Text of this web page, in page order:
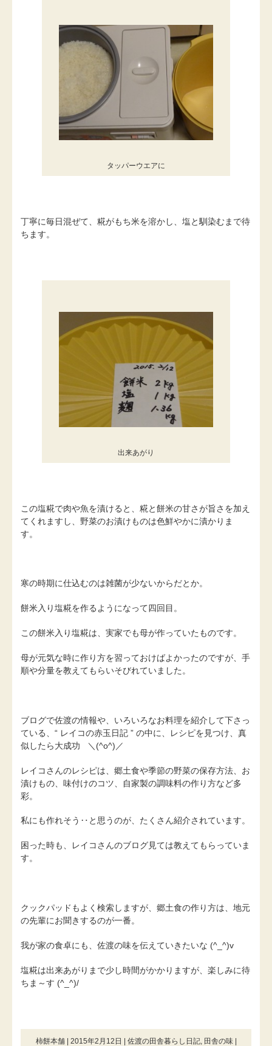
タッパーウエアに
丁寧に毎日混ぜて、糀がもち米を溶かし、塩と馴染むまで待
ちます。
出来あがり
この塩糀で肉や魚を漬けると、糀と餅米の甘さが旨さを加え
てくれますし、野菜のお漬けものは色鮮やかに漬かりま
す。
寒の時期に仕込むのは雑菌が少ないからだとか。
餅米入り塩糀を作るようになって四回目。
この餅米入り塩糀は、実家でも母が作っていたものです。
母が元気な時に作り方を習っておけばよかったのですが、手
順や分量を教えてもらいそびれていました。
ブログで佐渡の情報や、いろいろなお料理を紹介して下さっ
ている、“ レイコの赤玉日記 ” の中に、レシピを見つけ、真
似したら大成功 ＼(^o^)／
レイコさんのレシピは、郷土食や季節の野菜の保存方法、お
漬けもの、味付けのコツ、自家製の調味料の作り方など多
彩。
私にも作れそう‥と思うのが、たくさん紹介されています。
困った時も、レイコさんのブログ見ては教えてもらっていま
す。
クックパッドもよく検索しますが、郷土食の作り方は、地元
の先輩にお聞きするのが一番。
我が家の食卓にも、佐渡の味を伝えていきたいな (^_^)v
塩糀は出来あがりまで少し時間がかかりますが、楽しみに待
ちま～す (^_^)/
柿餅本舗 | 2015年2月12日 | 佐渡の田舎暮らし日記, 田舎の味|